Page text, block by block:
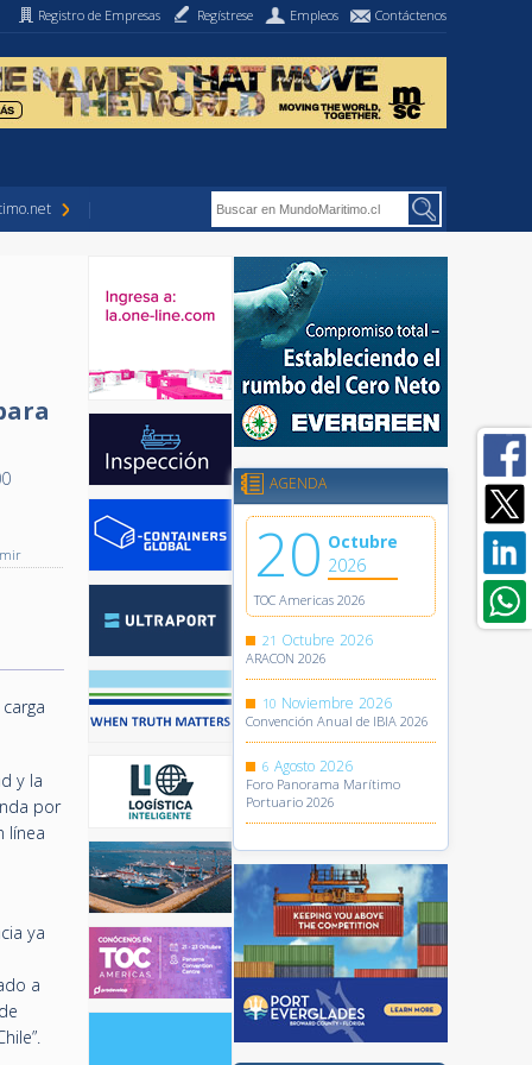
Registro de Empresas Regístrese Empleos Contáctenos
y la
por
línea
ya
a
AGENDA
20 Octubre
2026
TOC Americas 2026
21 Octubre 2026
ARACON 2026
10 Noviembre 2026
Convención Anual de IBIA 2026
6 Agosto 2026
Foro Panorama Marítimo
Portuario 2026